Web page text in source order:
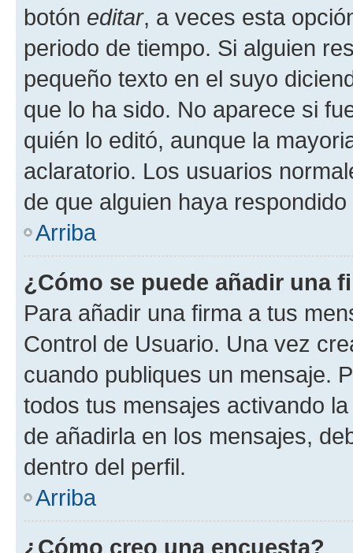
botón editar, a veces esta
periodo de tiempo. Si alguien
pequeño texto en el suyo
que lo ha sido. No aparece si
quién lo editó, aunque la
aclaratorio. Los usuarios
de que alguien haya
Arriba
¿Cómo se puede añadir una
Para añadir una firma a tus
Control de Usuario. Una vez
cuando publiques un mensaje.
todos tus mensajes activando
de añadirla en los mensajes,
dentro del perfil.
Arriba
¿Cómo creo una encuesta?